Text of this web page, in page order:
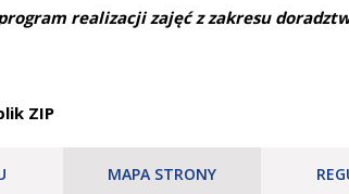
realizacji zajęć z zakresu
ZIP
MAPA STRONY